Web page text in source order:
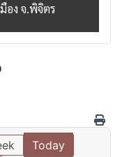
อง จ.พิจิตร
Today